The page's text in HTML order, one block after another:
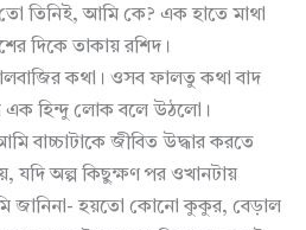
তিনিই, আমি কে? এক হাতে মাথা
দিকে তাকায় রশিদ।
কথা। ওসব ফালতু কথা বাদ
এক হিন্দু লোক বলে উঠলো।
বাচ্চাটাকে জীবিত উদ্ধার করতে
যদি অল্প কিছুক্ষণ পর ওখানটায়
জানিনা- হয়তো কোনো কুকুর, বেড়াল